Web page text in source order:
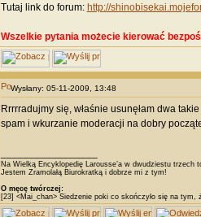
Tutaj link do forum: http://
Wszelkie pytania możecie kierować
Wysłany: 05-11-2009, 13:48
Rrrrradujmy się, właśnie usunęłam dwa
spam i wkurzanie moderacji na dobry
Na Wielką Encyklopedię Larousse’a w dwudziestu trzech
Jestem Zramolałą Biurokratką i dobrze mi z tym!
O męcę twórczej:
[23] <Mai_chan> Siedzenie poki co skończyło się na